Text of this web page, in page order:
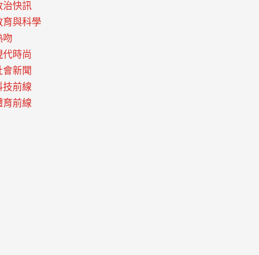
治快訊
育與科學
吻
代時尚
會新聞
技前線
育前線